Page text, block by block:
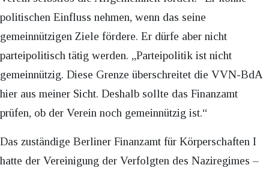
politischen Einfluss nehmen, wenn das seine
gemeinnützigen Ziele fördere. Er dürfe aber nicht
parteipolitisch tätig werden. „Parteipolitik ist nicht
gemeinnützig. Diese Grenze überschreitet die VVN-BdA
hier aus meiner Sicht. Deshalb sollte das Finanzamt
prüfen, ob der Verein noch gemeinnützig ist.“
Das zuständige Berliner Finanzamt für Körperschaften I
hatte der Vereinigung der Verfolgten des Naziregimes –